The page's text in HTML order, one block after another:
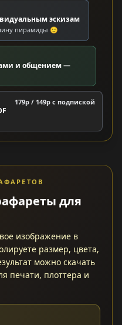
эскизам
пирамиды 🙂
и общением —
179р / 149р c подпиской
для
изображение в
размер, цвета,
можно скачать
печати, плоттера и